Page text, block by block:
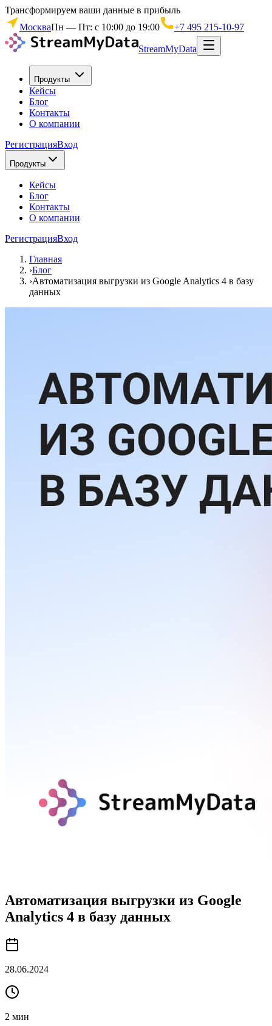
Трансформируем ваши данные в прибыль
МоскваПн — Пт: с 10:00 до 19:00 +7 495 215-10-97
StreamMyData
Продукты
Кейсы
Блог
Контакты
О компании
РегистрацияВход
Продукты
Кейсы
Блог
Контакты
О компании
РегистрацияВход
Главная
›Блог
›Автоматизация выгрузки из Google Analytics 4 в базу
данных
Автоматизация выгрузки из Google
Analytics 4 в базу данных
28.06.2024
2 мин